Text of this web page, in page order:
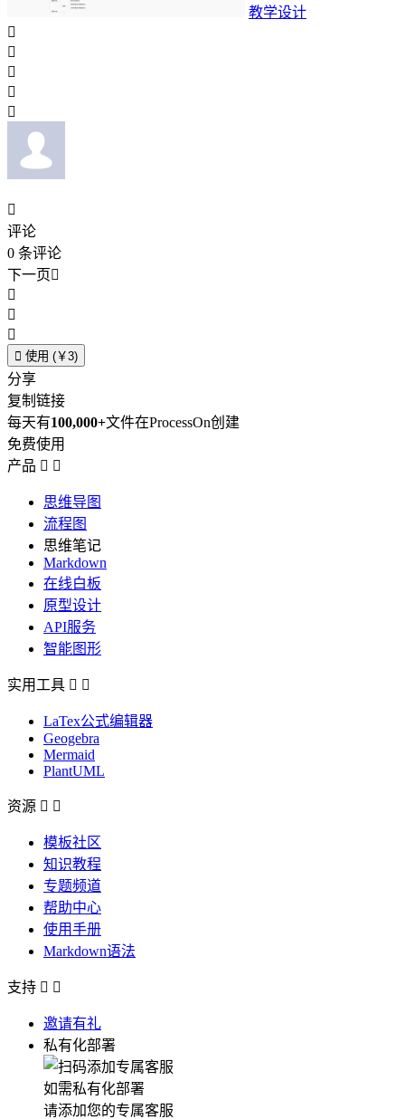
教学设计






评论
0 条评论
下一页



 使用 (￥3)
分享
复制链接
每天有100,000+文件在ProcessOn创建
免费使用
产品  
思维导图
流程图
思维笔记
Markdown
在线白板
原型设计
API服务
智能图形
实用工具  
LaTex公式编辑器
Geogebra
Mermaid
PlantUML
资源  
模板社区
知识教程
专题频道
帮助中心
使用手册
Markdown语法
支持  
邀请有礼
私有化部署
如需私有化部署
请添加您的专属客服